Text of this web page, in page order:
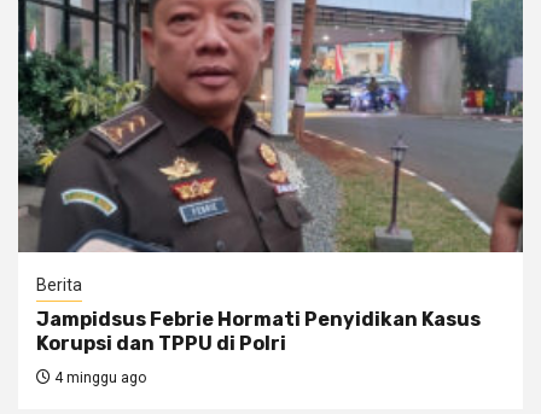
Berita
Jampidsus Febrie Hormati Penyidikan Kasus
Korupsi dan TPPU di Polri
4 minggu ago